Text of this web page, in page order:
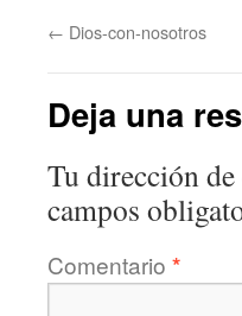
← Dios-con-nosotros
Deja una
Tu dirección
campos
Comentario *